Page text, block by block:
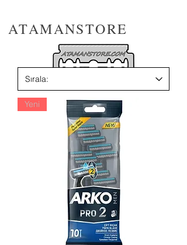
ATAMANSTORE
Yeni